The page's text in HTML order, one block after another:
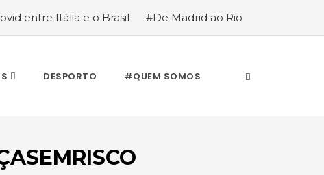
entre Itália e o Brasil
#De Madrid ao Rio
DESPORTO #QUEM SOMOS